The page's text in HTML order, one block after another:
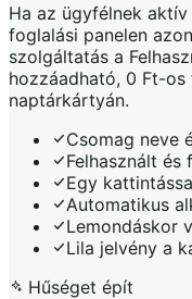
Ha az ügyfélnek
foglalási panelen
szolgáltatás a
hozzáadható, 0 Ft-
naptárkártyán.
Csomag neve
Felhasznált és
Egy
Automatikus
Lemondáskor
Lila jelvény a
Hűséget épít